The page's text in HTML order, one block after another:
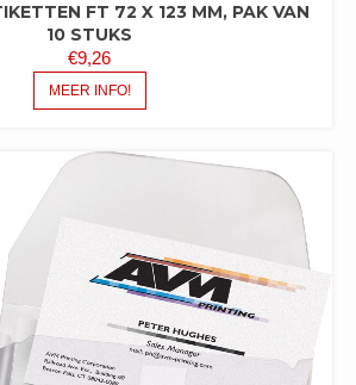
FT 72 X 123 MM, PAK VAN
10 STUKS
€9,26
MEER INFO!